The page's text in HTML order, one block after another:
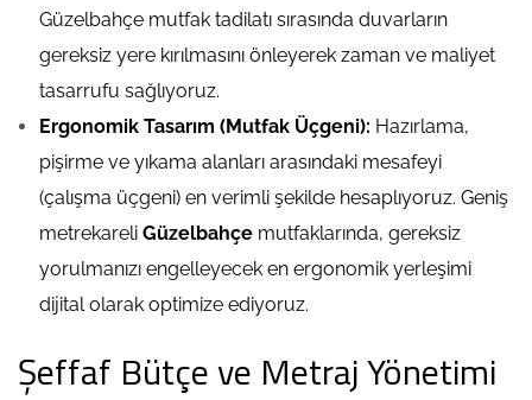
Güzelbahçe mutfak tadilatı sırasında duvarların
gereksiz yere kırılmasını önleyerek zaman ve maliyet
tasarrufu sağlıyoruz.
Ergonomik Tasarım (Mutfak Üçgeni): Hazırlama,
pişirme ve yıkama alanları arasındaki mesafeyi
(çalışma üçgeni) en verimli şekilde hesaplıyoruz. Geniş
metrekareli Güzelbahçe mutfaklarında, gereksiz
yorulmanızı engelleyecek en ergonomik yerleşimi
dijital olarak optimize ediyoruz.
Şeffaf Bütçe ve Metraj Yönetimi